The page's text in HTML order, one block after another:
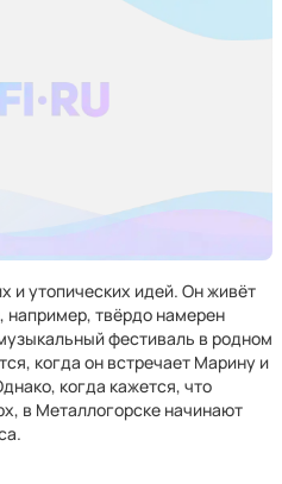
и утопических идей. Он живёт
например, твёрдо намерен
фестиваль в родном
когда он встречает Марину и
когда кажется, что
в Металлогорске начинают